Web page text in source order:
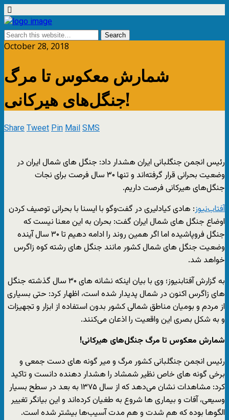
October 28, 2018
شمارش معکوس تا مرگ
جنگل‌های هیرکانی!
ShareTweetPinMailSMS
رئیس انجمن جنگلبانی ایران هشدار داد: جنگل های شمال ایران در
وضعیت بحرانی قرار گرفته‌اند و تنها ۳۰ سال فرصت برای نجات
جنگل‌های هیرکانی فرصت داریم.
آفتاب‌‌نیوز: هادی کیادلیری در گفت‌وگو با ایسنا با بحرانی توصیف کردن
اوضاع جنگل های شمال ایران گفت: بحران به این معنا نیست که
جنگل فروپاشیده اما اگر همین روند را ادامه دهیم تا ۳۰ سال آینده
وضعیت جنگل های شمال کشور مانند جنگل های رشته کوه زاگرس
خواهد شد.
به گزارش آفتاب‎نیوز؛ وی با بیان اینکه نشانه های ۳۰ سال گذشته جنگل
های زاگرس اکنون در شمال پدیدار شده است، اظهار کرد: حتی بسیاری
از مردم و بومیان مناطق شمالی کشور بدون استفاده از ابزار و تجهیزات
و به شکل بصری این واقعیت را اذعان می‌کنند.
شمارش معکوس تا مرگ جنگل‌های هیرکانی!
رئیس انجمن جنگلبانی کشور مرگ و میر گونه های دست جمعی و
برخی گونه های خاص نظیر شمشاد را هشدار دهنده دانست و تاکید
کرد: مشاهدات نشان می‌دهد که از سال ۱۳۷۵ به بعد در سطح بسیار
وسیعی، آفات و بیماری ها شروع به طغیان کرده‌اند و این بیانگر تغییر
الگوها بوده که هم شدت و هم مدت آسیب‌ها بیشتر شده است.